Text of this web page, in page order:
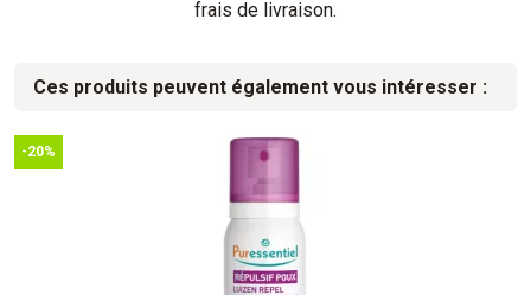
frais de livraison.
Ces produits peuvent également vous intéresser :
-20%